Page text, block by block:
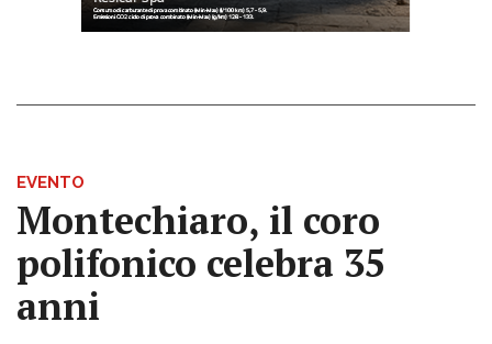
EVENTO
Montechiaro, il coro
polifonico celebra 35
anni